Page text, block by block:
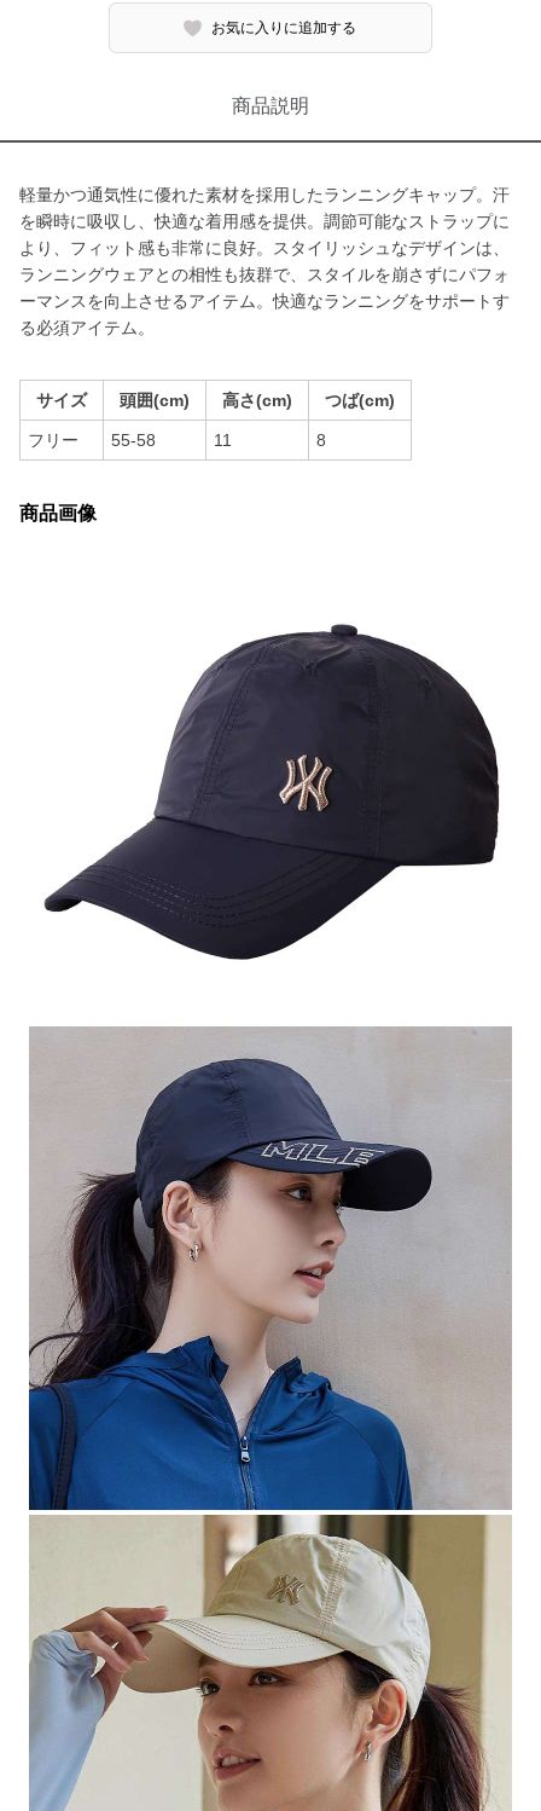
お気に入りに追加する
商品説明
軽量かつ通気性に優れた素材を採用したランニングキャップ。汗
を瞬時に吸収し、快適な着用感を提供。調節可能なストラップに
より、フィット感も非常に良好。スタイリッシュなデザインは、
ランニングウェアとの相性も抜群で、スタイルを崩さずにパフォ
ーマンスを向上させるアイテム。快適なランニングをサポートす
る必須アイテム。
サイズ 頭囲(cm) 高さ(cm) つば(cm)
フリー 55-58 11 8
商品画像